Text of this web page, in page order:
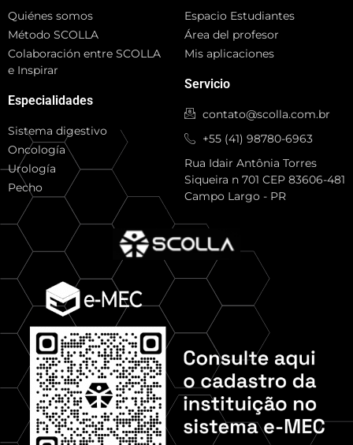
Quiénes somos
Método SCOLLA
Colaboración entre SCOLLA
e Inspirar
Especialidades
Sistema digestivo
Oncología
Urología
Pecho
Espacio Estudiantes
Área del profesor
Mis aplicaciones
Servicio
contato@scolla.com.br
+55 (41) 98780-6963
Rua Idair Antônia Torres
Siqueira n 701 CEP 83606-481
Campo Largo - PR